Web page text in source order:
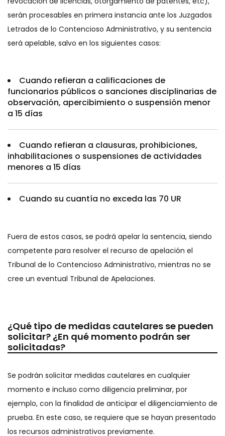
serán procesables en primera instancia ante los Juzgados
Letrados de lo Contencioso Administrativo, y su sentencia
será apelable, salvo en los siguientes casos:
Cuando refieran a calificaciones de
funcionarios públicos o sanciones disciplinarias de
observación, apercibimiento o suspensión menor
a 15 días
Cuando refieran a clausuras, prohibiciones,
inhabilitaciones o suspensiones de actividades
menores a 15 días
Cuando su cuantía no exceda las 70 UR
Fuera de estos casos, se podrá apelar la sentencia, siendo
competente para resolver el recurso de apelación el
Tribunal de lo Contencioso Administrativo, mientras no se
cree un eventual Tribunal de Apelaciones.
¿Qué tipo de medidas cautelares se pueden
solicitar? ¿En qué momento podrán ser
solicitadas?
Se podrán solicitar medidas cautelares en cualquier
momento e incluso como diligencia preliminar, por
ejemplo, con la finalidad de anticipar el diligenciamiento de
prueba. En este caso, se requiere que se hayan presentado
los recursos administrativos previamente.